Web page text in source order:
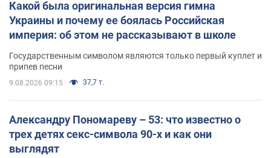
Какой была оригинальная версия гимна
Украины и почему ее боялась Российская
империя: об этом не рассказывают в школе
Государственным символом являются только первый куплет и
припев песни
9.08.2026 09:15 37,7 т.
Александру Пономареву – 53: что известно о
трех детях секс-символа 90-х и как они
выглядят